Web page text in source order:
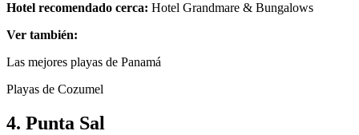
Hotel recomendado cerca: Hotel Grandmare & Bungalows
Ver también:
Las mejores playas de Panamá
Playas de Cozumel
4. Punta Sal